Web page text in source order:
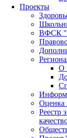
Проекты
ВФСК
О
Оценка
Реестр